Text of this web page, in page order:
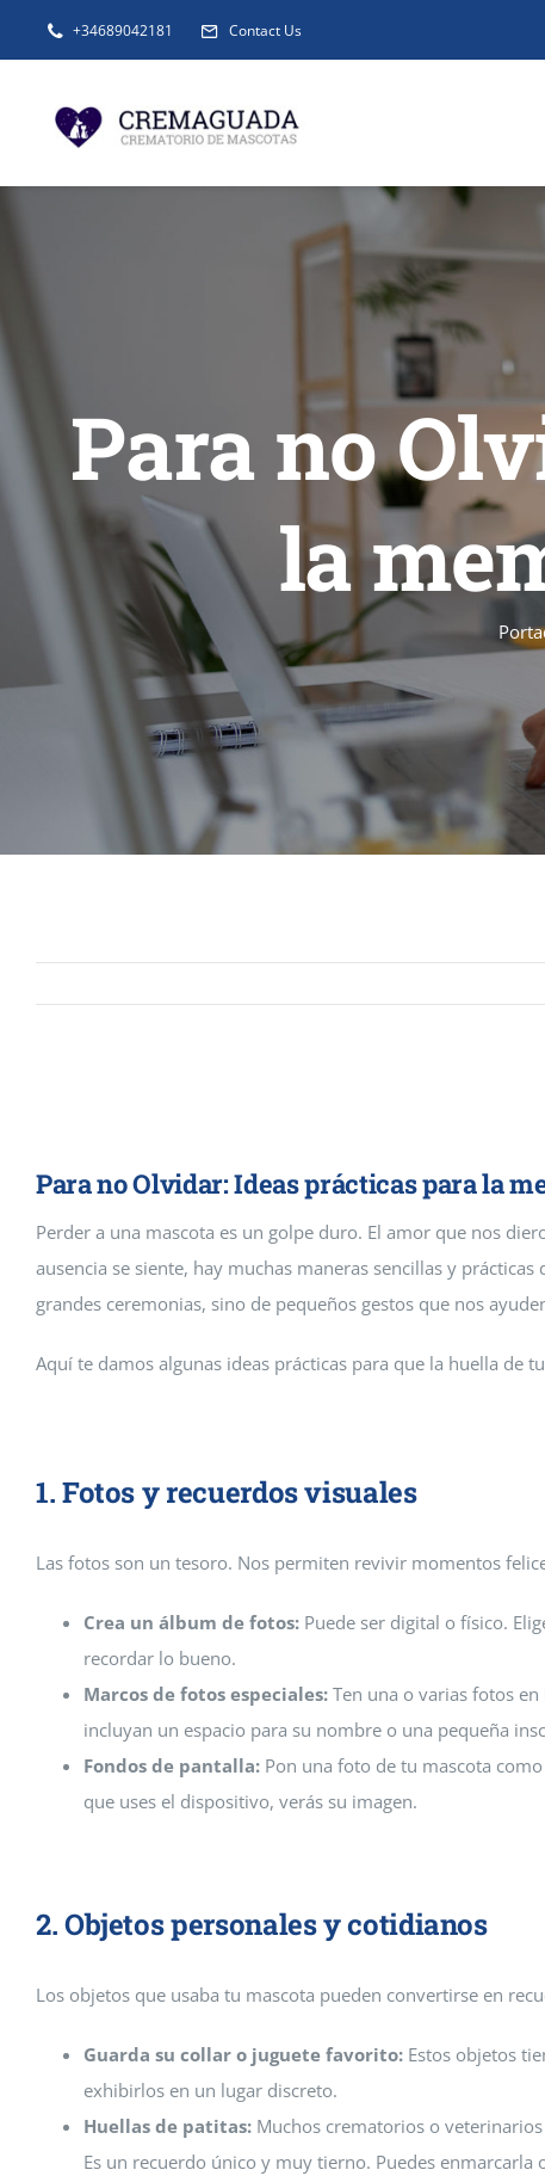
+34689042181 Contact Us
Para no
la
Para no Olvidar: Ideas prácticas para la
Perder a una mascota es un golpe duro. El amor que nos
ausencia se siente, hay muchas maneras sencillas y
grandes ceremonias, sino de pequeños gestos que nos
Aquí te damos algunas ideas prácticas para que la huella de
1. Fotos y recuerdos visuales
Las fotos son un tesoro. Nos permiten revivir momentos
Crea un álbum de fotos: Puede ser digital o físico.
recordar lo bueno.
Marcos de fotos especiales: Ten una o varias fotos
incluyan un espacio para su nombre o una pequeña
Fondos de pantalla: Pon una foto de tu mascota
que uses el dispositivo, verás su imagen.
2. Objetos personales y cotidianos
Los objetos que usaba tu mascota pueden convertirse en
Guarda su collar o juguete favorito: Estos objetos
exhibirlos en un lugar discreto.
Huellas de patitas: Muchos crematorios o
Es un recuerdo único y muy tierno. Puedes enmarcarla